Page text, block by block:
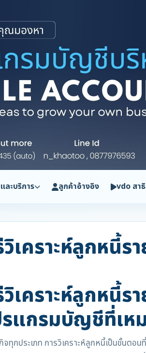
ละบริการ ลูกค้าอ้างอิง vdo สา
เคราะห์ลูกหนี้ร
เคราะห์ลูกหนี้
รแกรมบัญชีที่เห
จทุกประเภท การวิเคราะห์ลูกหนี้เป็นขั้นตอ